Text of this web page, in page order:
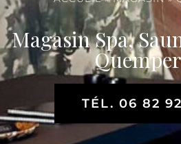
Magasin Spa,
TÉL. 06 82